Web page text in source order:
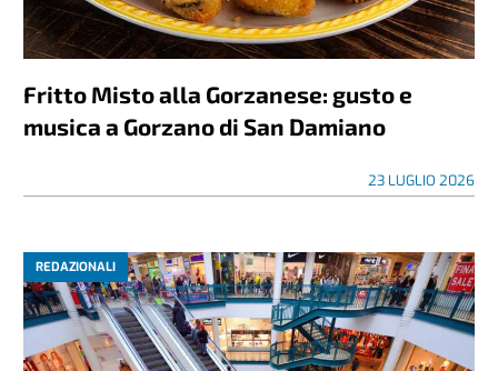
Fritto Misto alla Gorzanese: gusto e
musica a Gorzano di San Damiano
23 LUGLIO 2026
REDAZIONALI